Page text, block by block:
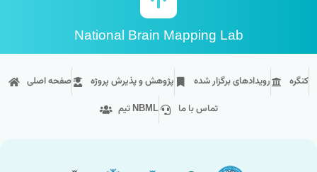
National Brain Mapping Lab
صفحه اصلی پژوهش و پذیرش پروژه رویداد‌های برگزار شده
کنگره
تیم NBML
تماس با ما